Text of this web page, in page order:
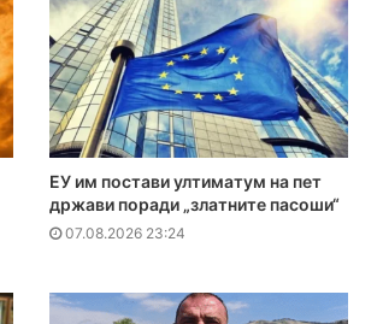
ЕУ им постави ултиматум на пет
држави поради „златните пасоши“
07.08.2026 23:24